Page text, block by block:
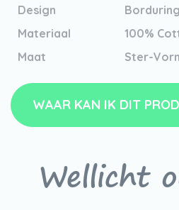
Design
Borduring
Materiaal
100%
Maat
Ster-
WAAR KAN IK DIT
Wellicht